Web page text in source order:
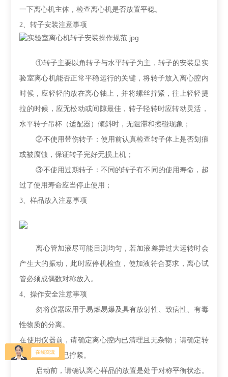
一下离心机主体，检查离心机是否放置平稳。
2、转子安装注意事项
①转子主要以角转子与水平转子为主，转子的安装是实
验室离心机能否正常平稳运行的关键，将转子放入离心腔内
时候，应轻轻的放在离心轴上，并将螺丝拧紧，往上轻轻提
拉的时候，应无松动或间隙最佳，转子轻转时应转动灵活，
水平转子吊杯（适配器）倾斜时，无阻滞和擦碰现象；
②不使用带伤转子：使用前认真检查转子体上是否划痕
或被腐蚀，保证转子完好无损上机；
③不使用过期转子：不同的转子有不同的使用寿命，超
过了使用寿命应当停止使用；
3、样品放入注意事项
离心管加液尽可能目测均匀，若加液差异过大运转时会
产生大的振动，此时应停机检查，使加液符合要求，离心试
管必须成偶数对称放入。
4、操作安全注意事项
勿将仪器应用于易燃易爆及具有放射性、致病性、有毒
性物质的分离。
在使用仪器前，请确定离心腔内已清理且无杂物；请确定转
子的锁紧螺母已拧紧。
启动前，请确认离心样品的放置是处于对称平衡状态。